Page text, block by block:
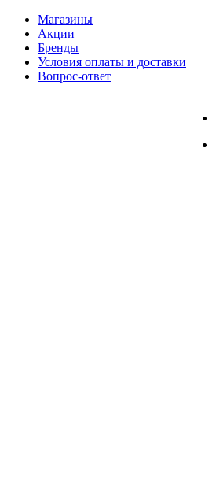
Магазины
Акции
Бренды
Условия оплаты и доставки
Вопрос-ответ